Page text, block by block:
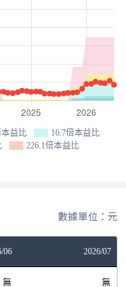
本益比
16.7倍本益比
226.1倍本益比
數據單位：元
06 2026/07
無 無